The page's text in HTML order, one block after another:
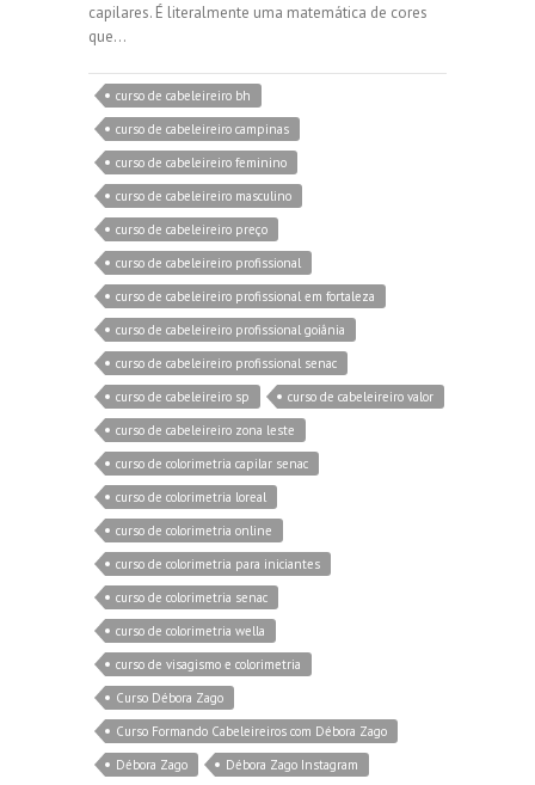
capilares. É literalmente uma matemática de cores
que…
curso de cabeleireiro bh
curso de cabeleireiro campinas
curso de cabeleireiro feminino
curso de cabeleireiro masculino
curso de cabeleireiro preço
curso de cabeleireiro profissional
curso de cabeleireiro profissional em fortaleza
curso de cabeleireiro profissional goiânia
curso de cabeleireiro profissional senac
curso de cabeleireiro sp
curso de cabeleireiro valor
curso de cabeleireiro zona leste
curso de colorimetria capilar senac
curso de colorimetria loreal
curso de colorimetria online
curso de colorimetria para iniciantes
curso de colorimetria senac
curso de colorimetria wella
curso de visagismo e colorimetria
Curso Débora Zago
Curso Formando Cabeleireiros com Débora Zago
Débora Zago
Débora Zago Instagram